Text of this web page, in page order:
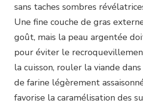
sans taches sombres
Une fine couche de gras
goût, mais la peau argentée
pour éviter le
la cuisson, rouler la viande
de farine légèrement
favorise la caramélisation des